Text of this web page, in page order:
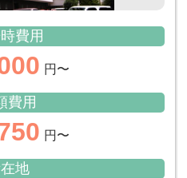
費用
円〜
費用
円〜
地